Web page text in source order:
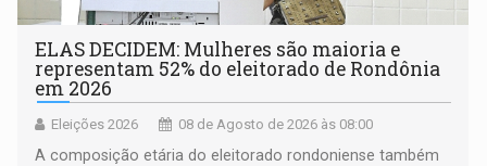
ELAS DECIDEM: Mulheres são maioria e
representam 52% do eleitorado de Rondônia
em 2026
Eleições 2026 08 de Agosto de 2026 às 08:00
A composição etária do eleitorado rondoniense também